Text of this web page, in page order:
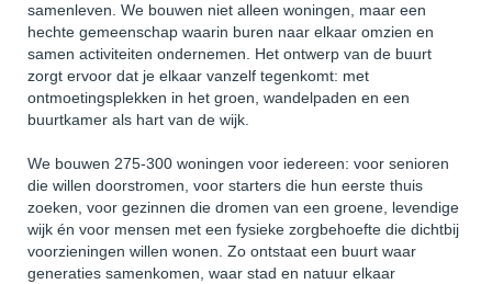
samenleven. We bouwen niet alleen woningen, maar een
hechte gemeenschap waarin buren naar elkaar omzien en
samen activiteiten ondernemen. Het ontwerp van de buurt
zorgt ervoor dat je elkaar vanzelf tegenkomt: met
ontmoetingsplekken in het groen, wandelpaden en een
buurtkamer als hart van de wijk.
We bouwen 275-300 woningen voor iedereen: voor senioren
die willen doorstromen, voor starters die hun eerste thuis
zoeken, voor gezinnen die dromen van een groene, levendige
wijk én voor mensen met een fysieke zorgbehoefte die dichtbij
voorzieningen willen wonen. Zo ontstaat een buurt waar
generaties samenkomen, waar stad en natuur elkaar